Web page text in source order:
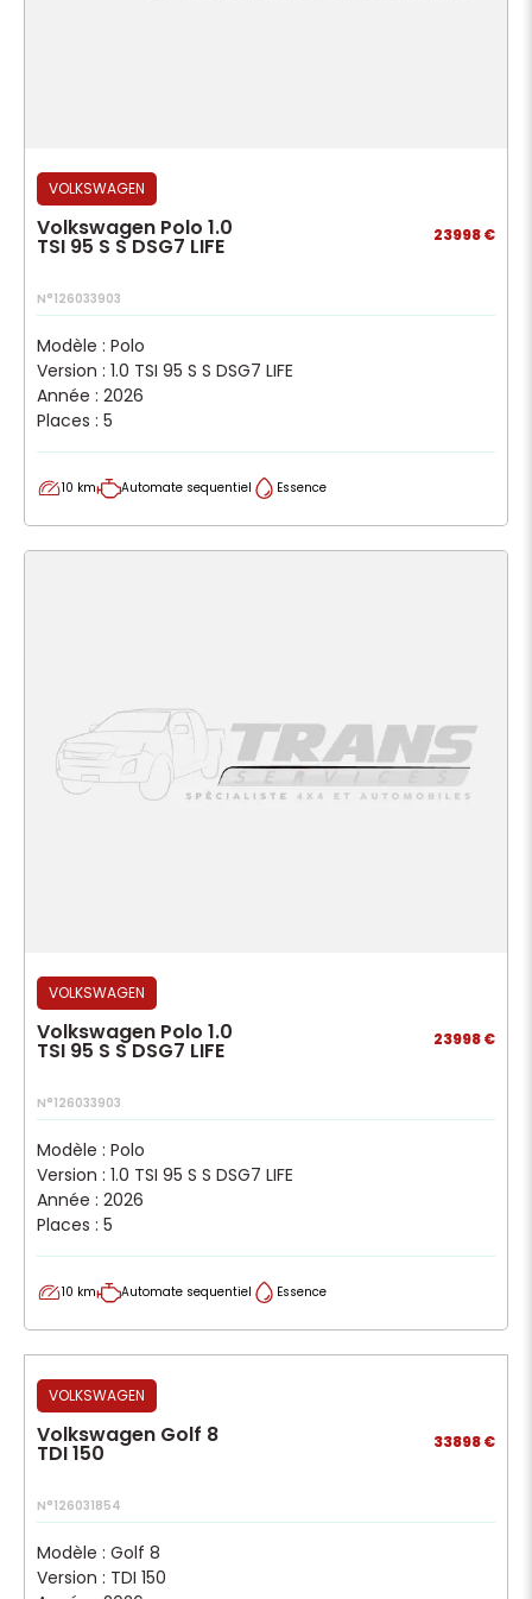
VOLKSWAGEN
Volkswagen Polo 1.0
TSI 95 S S DSG7 LIFE 23998 €
N°126033903
Modèle : Polo
Version : 1.0 TSI 95 S S DSG7 LIFE
Année : 2026
Places : 5
10 km Automate sequentiel Essence
VOLKSWAGEN
Volkswagen Polo 1.0
TSI 95 S S DSG7 LIFE 23998 €
N°126033903
Modèle : Polo
Version : 1.0 TSI 95 S S DSG7 LIFE
Année : 2026
Places : 5
10 km Automate sequentiel Essence
VOLKSWAGEN
Volkswagen Golf 8
TDI 150 33898 €
N°126031854
Modèle : Golf 8
Version : TDI 150